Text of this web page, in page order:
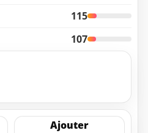
115
107
Ajouter